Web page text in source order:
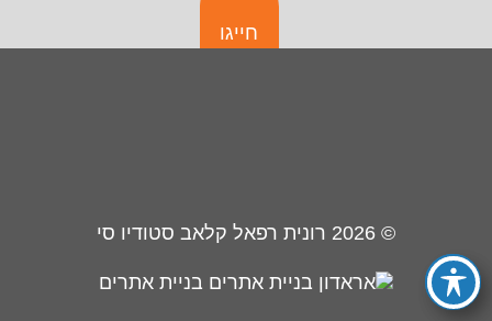
חייגו
© 2026 רונית רפאל קלאב סטודיו סי
בניית אתרים